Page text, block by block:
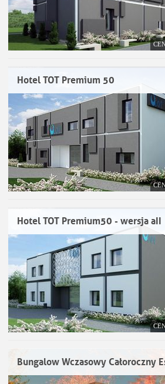
Hotel TOT Premium 50
Hotel TOT Premium50 - wersja aII
Bungalow Wczasowy Całoroczny